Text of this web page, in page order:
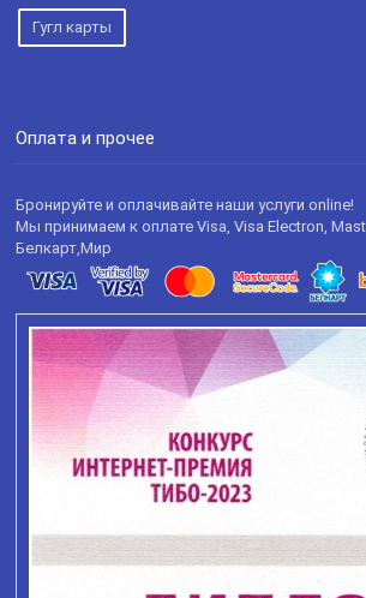
Гугл карты
Оплата и прочее
Бронируйте и оплачивайте наши услуги online!
Мы принимаем к оплате Visa, Visa Electron,
Белкарт,Мир